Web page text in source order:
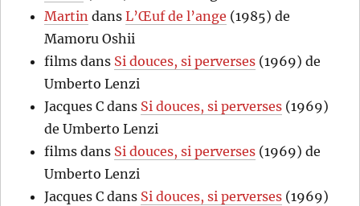
Martin dansL’Œuf de l’ange (1985) de
Mamoru Oshii
films dans Si douces, si perverses (1969) de
Umberto Lenzi
Jacques C dans Si douces, si perverses (1969)
de Umberto Lenzi
films dans Si douces, si perverses (1969) de
Umberto Lenzi
Jacques C dans Si douces, si perverses (1969)